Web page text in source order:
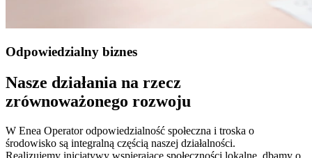
Odpowiedzialny biznes
Nasze działania na rzecz
zrównoważonego rozwoju
W Enea Operator odpowiedzialność społeczna i troska o
środowisko są integralną częścią naszej działalności.
Realizujemy inicjatywy wspierające społeczności lokalne, dbamy o